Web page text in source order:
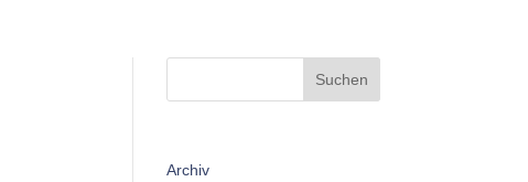
Suchen
Archiv